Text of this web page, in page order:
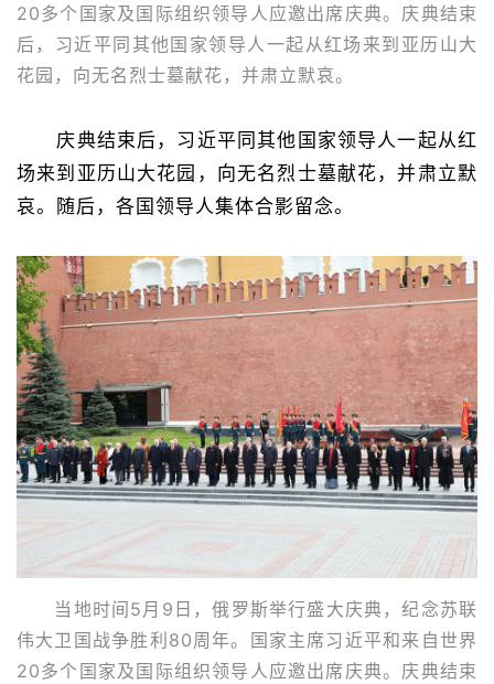
20多个国家及国际组织领导人应邀出席庆典。庆典结束
后，习近平同其他国家领导人一起从红场来到亚历山大
花园，向无名烈士墓献花，并肃立默哀。
庆典结束后，习近平同其他国家领导人一起从红
场来到亚历山大花园，向无名烈士墓献花，并肃立默
哀。随后，各国领导人集体合影留念。
当地时间5月9日，俄罗斯举行盛大庆典，纪念苏联
伟大卫国战争胜利80周年。国家主席习近平和来自世界
20多个国家及国际组织领导人应邀出席庆典。庆典结束